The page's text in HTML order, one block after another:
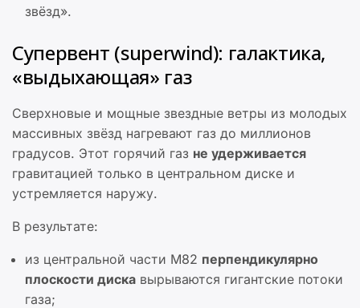
звёзд».
Супервент (superwind): галактика,
«выдыхающая» газ
Сверхновые и мощные звездные ветры из молодых
массивных звёзд нагревают газ до миллионов
градусов. Этот горячий газ не удерживается
гравитацией только в центральном диске и
устремляется наружу.
В результате:
из центральной части M82 перпендикулярно
плоскости диска вырываются гигантские потоки
газа;